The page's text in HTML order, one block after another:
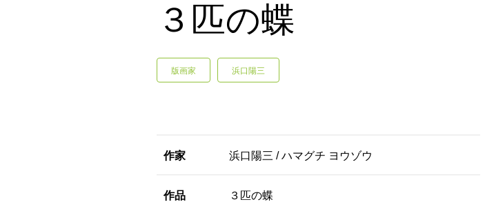
３匹の蝶
版画家 浜口陽三
作家 浜口陽三 / ハマグチ ヨウゾウ
作品 ３匹の蝶